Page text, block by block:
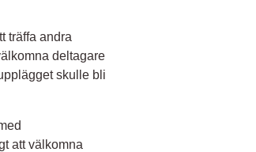
träffa andra
deltagare
skulle bli
att välkomna